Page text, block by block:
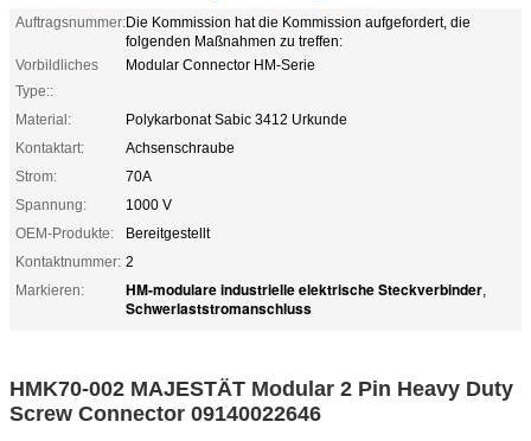
Auftragsnummer:Die Kommission hat die Kommission aufgefordert, die
folgenden Maßnahmen zu treffen:
Vorbildliches
Type::
Modular Connector HM-Serie
Material:
Polykarbonat Sabic 3412 Urkunde
Kontaktart:
Achsenschraube
Strom:
70A
Spannung:
1000 V
OEM-Produkte:
Bereitgestellt
Kontaktnummer: 2
Markieren:
HM-modulare industrielle elektrische Steckverbinder,
Schwerlaststromanschluss
HMK70-002 MAJESTÄT Modular 2 Pin Heavy Duty
Screw Connector 09140022646